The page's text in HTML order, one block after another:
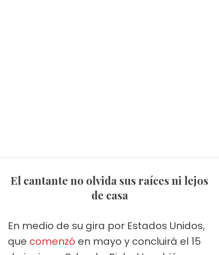
El cantante no olvida sus raíces ni lejos
de casa
En medio de su gira por Estados Unidos,
que comenzó en mayo y concluirá el 15